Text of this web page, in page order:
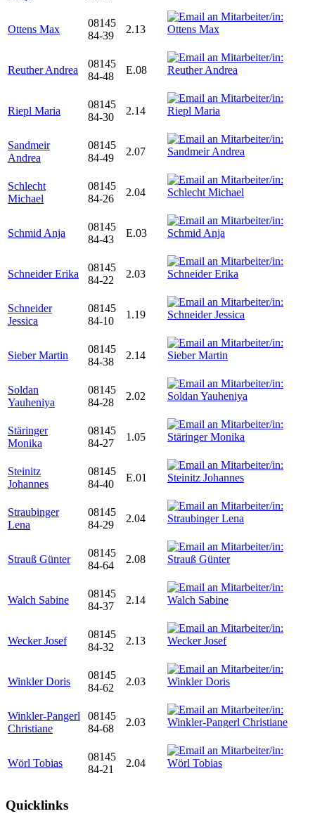
Ottens Max
08145
84-39
2.13
Reuther Andrea
08145
84-48
E.08
Riepl Maria
08145
84-30
2.14
Sandmeir
Andrea
08145
84-49
2.07
Schlecht
Michael
08145
84-26
2.04
Schmid Anja
08145
84-43
E.03
Schneider Erika
08145
84-22
2.03
Schneider
Jessica
08145
84-10
1.19
Sieber Martin
08145
84-38
2.14
Soldan
Yauheniya
08145
84-28
2.02
Stäringer
Monika
08145
84-27
1.05
Steinitz
Johannes
08145
84-40
E.01
Straubinger
Lena
08145
84-29
2.04
Strauß Günter
08145
84-64
2.08
Walch Sabine
08145
84-37
2.14
Wecker Josef
08145
84-32
2.13
Winkler Doris
08145
84-62
2.03
Winkler-Pangerl
Christiane
08145
84-68
2.03
Wörl Tobias
08145
84-21
2.04
Quicklinks